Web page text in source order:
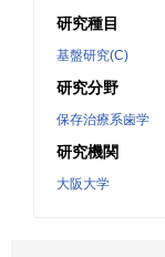
研究種目
基盤研究(C)
研究分野
保存治療系歯学
研究機関
大阪大学